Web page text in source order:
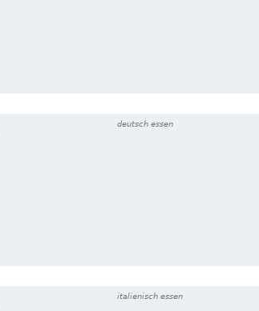
deutsch essen
italienisch essen